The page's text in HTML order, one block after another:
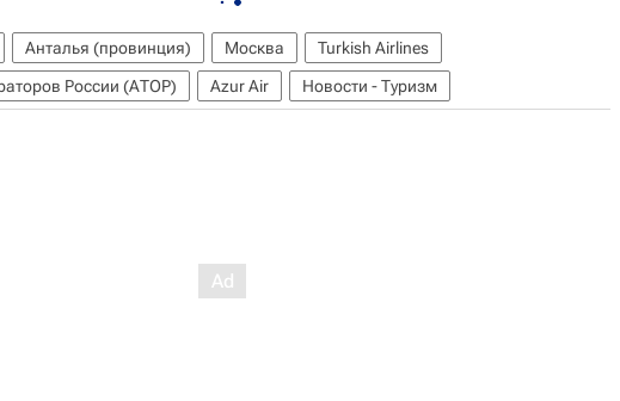
Анталья (провинция) Москва
Turkish Airlines
России (АТОР)
Azur Air Новости - Туризм